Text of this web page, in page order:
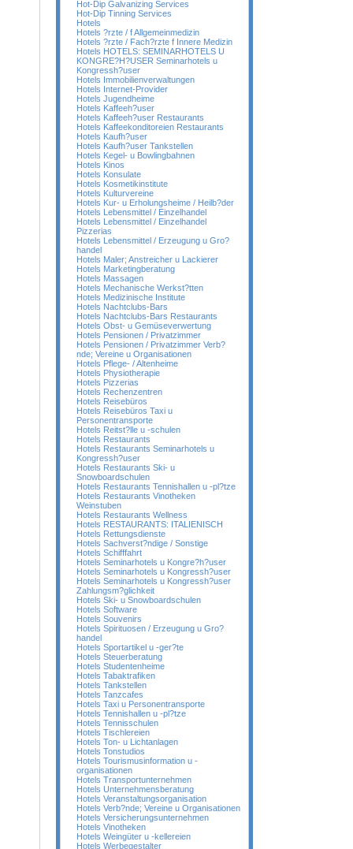
Hot-Dip Galvanizing Services
Hot-Dip Tinning Services
Hotels
Hotels ?rzte / f Allgemeinmedizin
Hotels ?rzte / Fach?rzte f Innere Medizin
Hotels HOTELS: SEMINARHOTELS U
KONGRE?H?USER Seminarhotels u
Kongressh?user
Hotels Immobilienverwaltungen
Hotels Internet-Provider
Hotels Jugendheime
Hotels Kaffeeh?user
Hotels Kaffeeh?user Restaurants
Hotels Kaffeekonditoreien Restaurants
Hotels Kaufh?user
Hotels Kaufh?user Tankstellen
Hotels Kegel- u Bowlingbahnen
Hotels Kinos
Hotels Konsulate
Hotels Kosmetikinstitute
Hotels Kulturvereine
Hotels Kur- u Erholungsheime / Heilb?der
Hotels Lebensmittel / Einzelhandel
Hotels Lebensmittel / Einzelhandel
Pizzerias
Hotels Lebensmittel / Erzeugung u Gro?
handel
Hotels Maler; Anstreicher u Lackierer
Hotels Marketingberatung
Hotels Massagen
Hotels Mechanische Werkst?tten
Hotels Medizinische Institute
Hotels Nachtclubs-Bars
Hotels Nachtclubs-Bars Restaurants
Hotels Obst- u Gemüseverwertung
Hotels Pensionen / Privatzimmer
Hotels Pensionen / Privatzimmer Verb?
nde; Vereine u Organisationen
Hotels Pflege- / Altenheime
Hotels Physiotherapie
Hotels Pizzerias
Hotels Rechenzentren
Hotels Reisebüros
Hotels Reisebüros Taxi u
Personentransporte
Hotels Reitst?lle u -schulen
Hotels Restaurants
Hotels Restaurants Seminarhotels u
Kongressh?user
Hotels Restaurants Ski- u
Snowboardschulen
Hotels Restaurants Tennishallen u -pl?tze
Hotels Restaurants Vinotheken
Weinstuben
Hotels Restaurants Wellness
Hotels RESTAURANTS: ITALIENISCH
Hotels Rettungsdienste
Hotels Sachverst?ndige / Sonstige
Hotels Schifffahrt
Hotels Seminarhotels u Kongre?h?user
Hotels Seminarhotels u Kongressh?user
Hotels Seminarhotels u Kongressh?user
Zahlungsm?glichkeit
Hotels Ski- u Snowboardschulen
Hotels Software
Hotels Souvenirs
Hotels Spirituosen / Erzeugung u Gro?
handel
Hotels Sportartikel u -ger?te
Hotels Steuerberatung
Hotels Studentenheime
Hotels Tabaktrafiken
Hotels Tankstellen
Hotels Tanzcafes
Hotels Taxi u Personentransporte
Hotels Tennishallen u -pl?tze
Hotels Tennisschulen
Hotels Tischlereien
Hotels Ton- u Lichtanlagen
Hotels Tonstudios
Hotels Tourismusinformation u -
organisationen
Hotels Transportunternehmen
Hotels Unternehmensberatung
Hotels Veranstaltungsorganisation
Hotels Verb?nde; Vereine u Organisationen
Hotels Versicherungsunternehmen
Hotels Vinotheken
Hotels Weingüter u -kellereien
Hotels Werbegestalter